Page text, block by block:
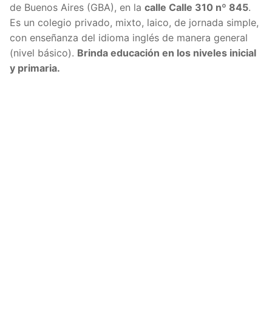
de Buenos Aires (GBA), en la calle Calle 310 nº 845.
Es un colegio privado, mixto, laico, de jornada simple,
con enseñanza del idioma inglés de manera general
(nivel básico). Brinda educación en los niveles inicial
y primaria.